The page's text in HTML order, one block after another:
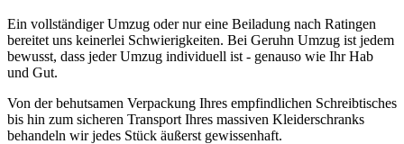
Ein vollständiger Umzug oder nur eine Beiladung nach Ratingen
bereitet uns keinerlei Schwierigkeiten. Bei Geruhn Umzug ist jedem
bewusst, dass jeder Umzug individuell ist - genauso wie Ihr Hab
und Gut.
Von der behutsamen Verpackung Ihres empfindlichen Schreibtisches
bis hin zum sicheren Transport Ihres massiven Kleiderschranks
behandeln wir jedes Stück äußerst gewissenhaft.